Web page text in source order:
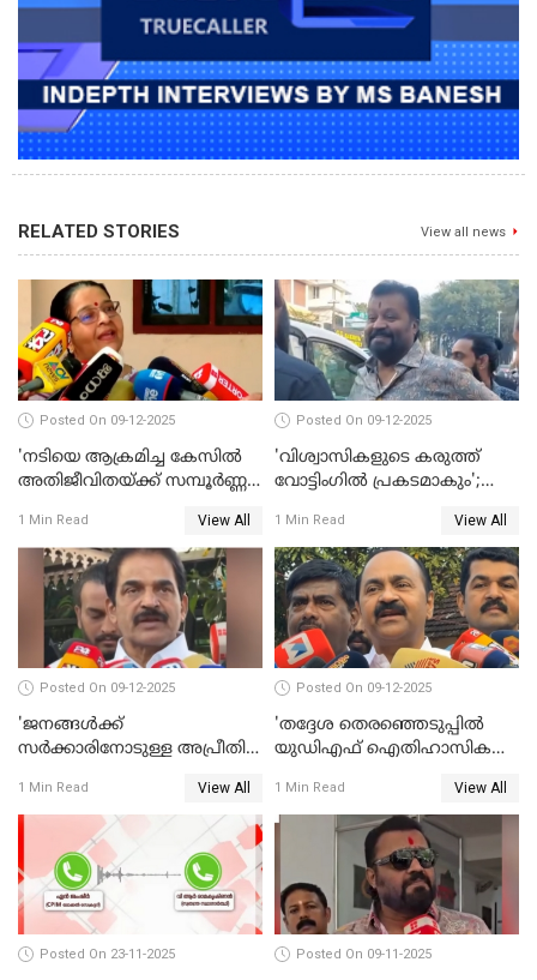
RELATED STORIES View all news
Posted On 09-12-2025
'നടിയെ ആക്രമിച്ച കേസില്‍
അതിജീവിതയ്ക്ക് സമ്പൂര്‍ണ്ണ
MLA WATCH VIDEO
1 Min Read View All
Posted On 09-12-2025
'വിശ്വാസികളുടെ കരുത്ത്
വോട്ടിംഗില്‍ പ്രകടമാകും';
1 Min Read View All
Posted On 09-12-2025
'ജനങ്ങള്‍ക്ക്
സര്‍ക്കാരിനോടുള്ള അപ്രീതി
പ്രതിഫലിക്കും'; കെ.സി
വേണുഗോപാല്‍ WATCH
1 Min Read View All
Posted On 09-12-2025
'തദ്ദേശ തെരഞ്ഞെടുപ്പില്‍
യുഡിഎഫ് ഐതിഹാസിക
സതീശന്‍ WATCH VIDEO
1 Min Read View All
Posted On 23-11-2025 Posted On 09-11-2025